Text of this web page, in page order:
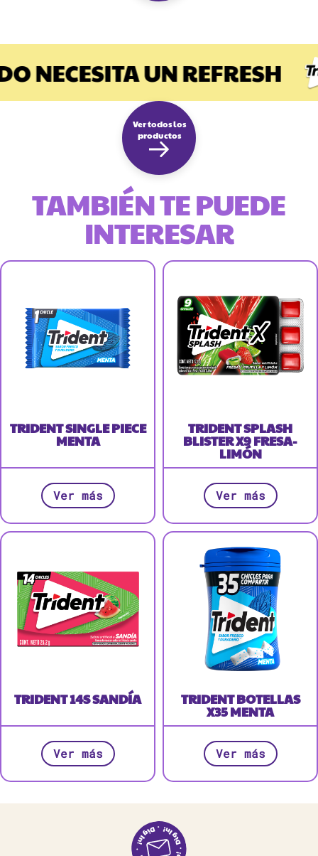
NECESITA UN REFRESH
TAMBIÉN TE PUEDE
INTERESAR
Ver todos los
productos
TRIDENT SINGLE PIECE
MENTA
Ver más
TRIDENT SPLASH
BLISTER X9 FRESA-
LIMÓN
Ver más
TRIDENT 14S SANDÍA
Ver más
TRIDENT BOTELLAS
X35 MENTA
Ver más